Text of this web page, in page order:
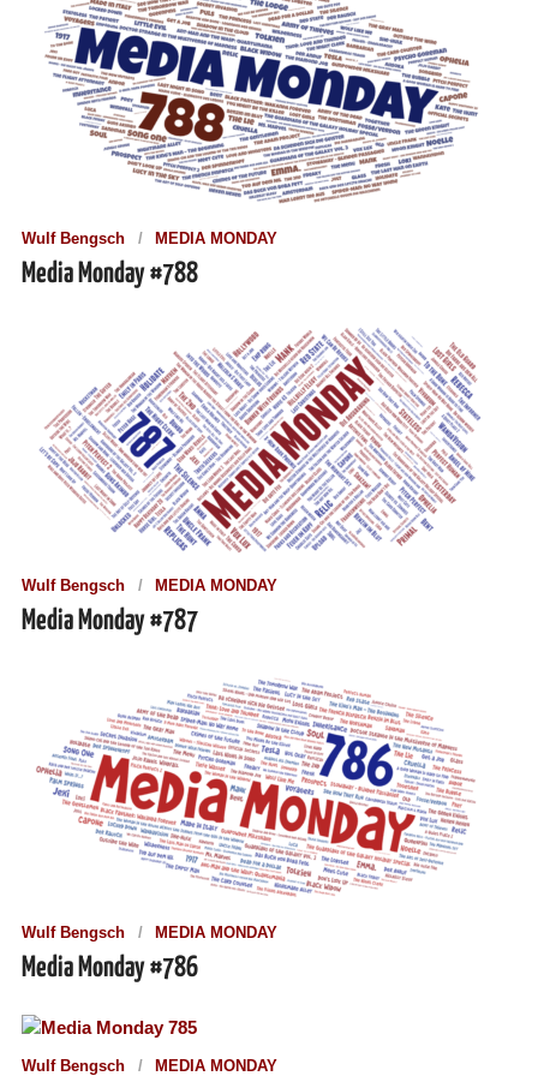
Wulf Bengsch MEDIA MONDAY
Media Monday #788
Wulf Bengsch MEDIA MONDAY
Media Monday #787
Wulf Bengsch MEDIA MONDAY
Media Monday #786
Wulf Bengsch MEDIA MONDAY